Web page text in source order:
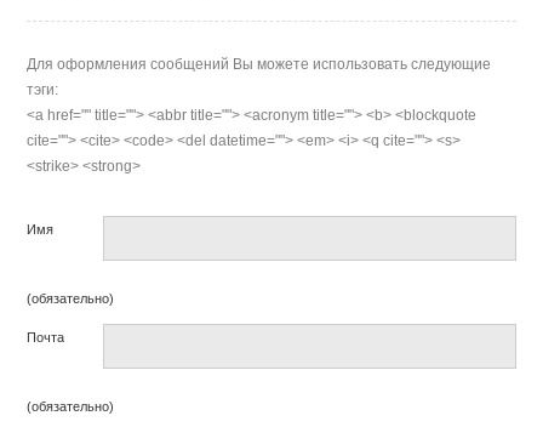
Для оформления сообщений Вы можете использовать следующие
тэги:
<a href="" title=""> <abbr title=""> <acronym title=""> <b> <blockquote
cite=""> <cite> <code> <del datetime=""> <em> <i> <q cite=""> <s>
<strike> <strong>
Имя
(обязательно)
Почта
(обязательно)